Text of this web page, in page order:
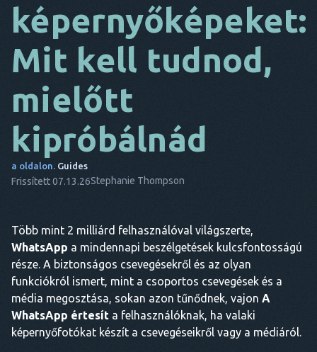
EZ
FR
NL
PT
képernyőképeket:
Mit kell tudnod,
mielőtt
kipróbálnád
a oldalon. Guides
Frissített 07.13.26Stephanie Thompson
Több mint 2 milliárd felhasználóval világszerte,
WhatsApp a mindennapi beszélgetések kulcsfontosságú
része. A biztonságos csevegésekről és az olyan
funkciókról ismert, mint a csoportos csevegések és a
média megosztása, sokan azon tűnődnek, vajon A
WhatsApp értesít a felhasználóknak, ha valaki
képernyőfotókat készít a csevegéseikről vagy a médiáról.